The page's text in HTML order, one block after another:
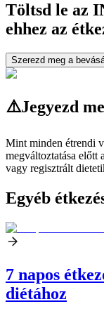
Töltsd le az
ehhez az
Szerezd meg a
⚠️Jegyezd
Mint minden étrendi
megváltoztatása előtt
vagy regisztrált
Egyéb
7 napos
diétához